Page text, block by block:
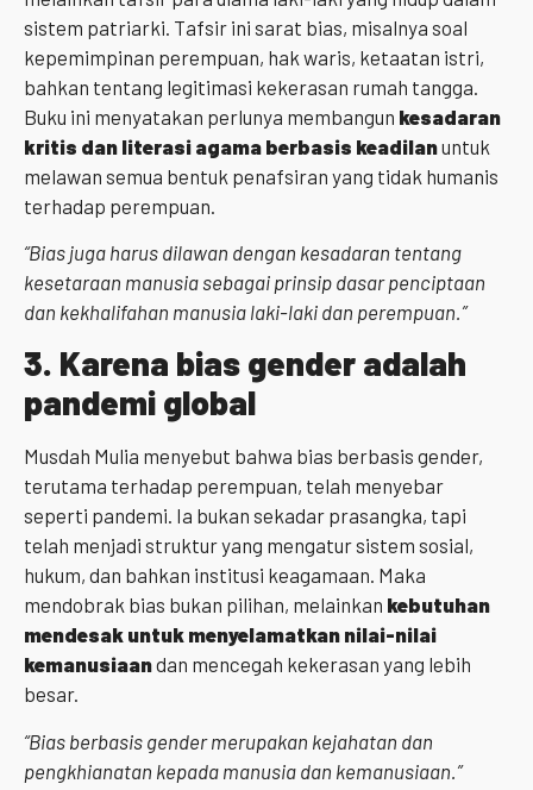
sistem patriarki. Tafsir ini sarat bias, misalnya soal
kepemimpinan perempuan, hak waris, ketaatan istri,
bahkan tentang legitimasi kekerasan rumah tangga.
Buku ini menyatakan perlunya membangun kesadaran
kritis dan literasi agama berbasis keadilanuntuk
melawan semua bentuk penafsiran yang tidak humanis
terhadap perempuan.
“Bias juga harus dilawan dengan kesadaran tentang
kesetaraan manusia sebagai prinsip dasar penciptaan
dan kekhalifahan manusia laki-laki dan perempuan.”
3. Karena bias gender adalah
pandemi global
Musdah Mulia menyebut bahwa bias berbasis gender,
terutama terhadap perempuan, telah menyebar
seperti pandemi. Ia bukan sekadar prasangka, tapi
telah menjadi struktur yang mengatur sistem sosial,
hukum, dan bahkan institusi keagamaan. Maka
mendobrak bias bukan pilihan, melainkan kebutuhan
mendesak untuk menyelamatkan nilai-nilai
kemanusiaandan mencegah kekerasan yang lebih
besar.
“Bias berbasis gender merupakan kejahatan dan
pengkhianatan kepada manusia dan kemanusiaan.”